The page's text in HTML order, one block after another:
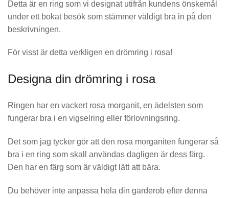
Detta är en ring som vi designat utifrån kundens önskemål
under ett bokat besök som stämmer väldigt bra in på den
beskrivningen.
För visst är detta verkligen en drömring i rosa!
Designa din drömring i rosa
Ringen har en vackert rosa morganit, en ädelsten som
fungerar bra i en vigselring eller förlovningsring.
Det som jag tycker gör att den rosa morganiten fungerar så
bra i en ring som skall användas dagligen är dess färg.
Den har en färg som är väldigt lätt att bära.
Du behöver inte anpassa hela din garderob efter denna